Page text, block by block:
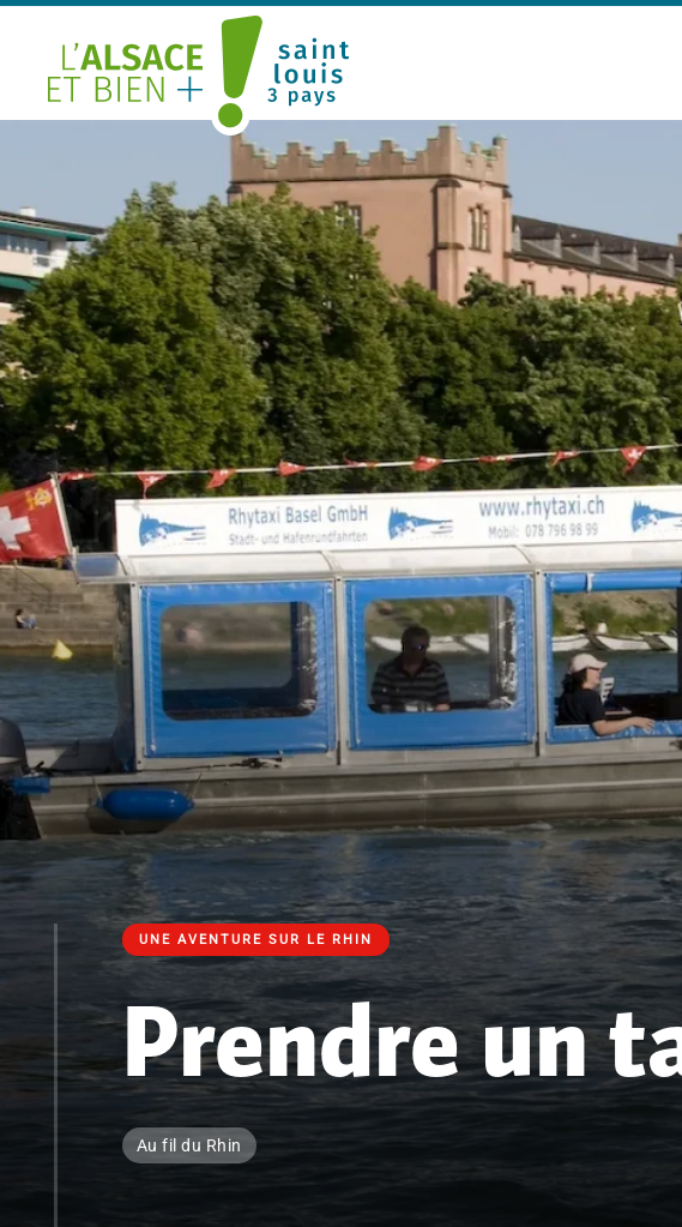
Saint Louis Trois Pays
UNE AVENTURE SUR LE RHIN
Prendre un
Au fil du Rhin